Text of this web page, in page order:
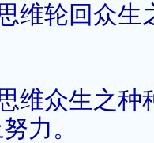
维轮回众生
维众生之种
力。